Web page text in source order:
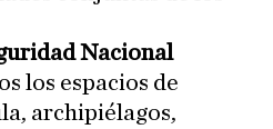
Nacional
los espacios de
archipiélagos,